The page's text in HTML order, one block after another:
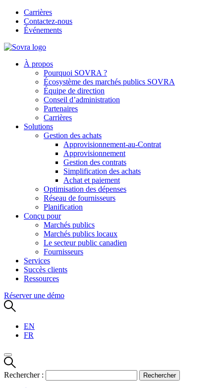
Carrières
Contactez-nous
Événements
À propos
Pourquoi SOVRA ?
Écosystème des marchés publics SOVRA
Équipe de direction
Conseil d’administration
Partenaires
Carrières
Solutions
Gestion des achats
Approvisionnement-au-Contrat
Approvisionnement
Gestion des contrats
Simplification des achats
Achat et paiement
Optimisation des dépenses
Réseau de fournisseurs
Planification
Conçu pour
Marchés publics
Marchés publics locaux
Le secteur public canadien
Fournisseurs
Services
Succès clients
Ressources
Réserver une démo
EN
FR
Rechercher :